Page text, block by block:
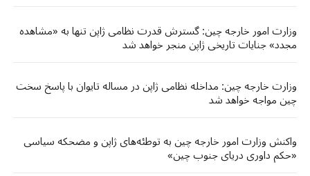
وزارت امور خارجه چین: گسترش قدرت نظامی ژاپن تنها به «مشاهده
مجدد» جنایات تاریخی ژاپن منجر خواهد شد
وزارت خارجه چین: مداخله نظامی ژاپن در مساله تایوان با پاسخ سخت
چین مواجه خواهد شد
واکنش وزارت امور خارجه چین به توطئه‌های ژاپن و مضحکه سیاسی
«حکم داوری دریای جنوب چین»